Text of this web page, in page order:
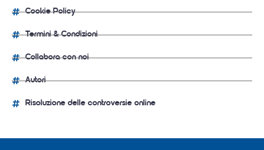
Cookie Policy
Termini & Condizioni
Collabora con noi
Autori
Risoluzione delle controversie online